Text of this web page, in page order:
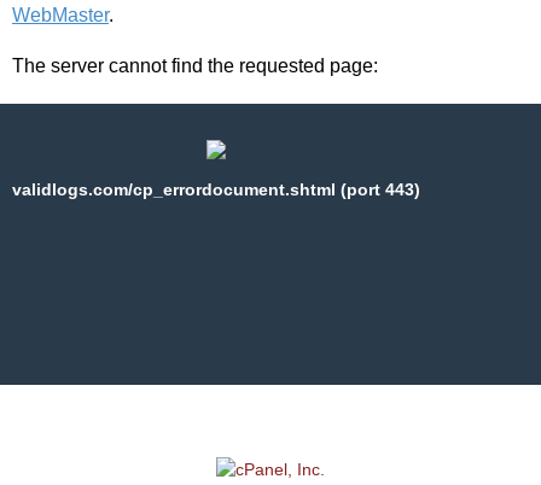
WebMaster.
The server cannot find the requested page:
validlogs.com/cp_errordocument.shtml (port 443)